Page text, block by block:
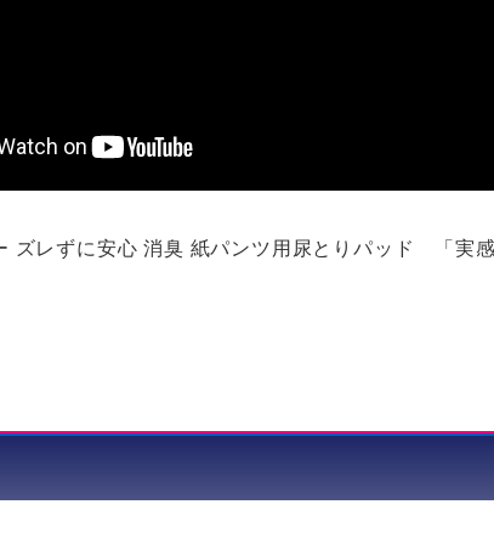
ズレずに安心 消臭 紙パンツ用尿とりパッド 「実